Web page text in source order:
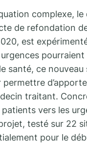
complexe,
de refondation
est
santé, ce
permettre
traitant.
vers les
testé sur 22
pour le